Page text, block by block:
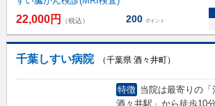
22,000円 （税込） 200 ポイント
千葉しすい病院
（千葉県 酒々井町）
特徴 当院は最寄りの
酒々井駅」から徒歩10